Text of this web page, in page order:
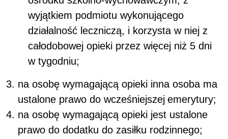
wyjątkiem podmiotu wykonującego
działalność leczniczą, i korzysta w niej z
całodobowej opieki przez więcej niż 5 dni
w tygodniu;
na osobę wymagającą opieki inna osoba ma
ustalone prawo do wcześniejszej emerytury;
na osobę wymagającą opieki jest ustalone
prawo do dodatku do zasiłku rodzinnego;